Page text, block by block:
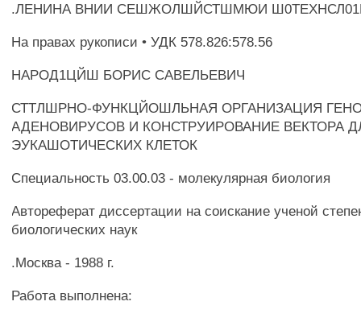
.ЛЕНИНА ВНИИ СЕШЖОЛШЙСТШМЮИ
На правах рукописи • УДК 578.826:578.56
НАРОД1ЦЙШ БОРИС САВЕЛЬЕВИЧ
СТТЛШРНО-ФУНКЦЙОШЛЬНАЯ ОРГАНИЗАЦИЯ
АДЕНОВИРУСОВ И КОНСТРУИРОВАНИЕ ВЕКТОРА
ЭУКАШОТИЧЕСКИХ КЛЕТОК
Специальность 03.00.03 - молекулярная биология
Автореферат диссертации на соискание ученой
биологических наук
.Москва - 1988 г.
Работа выполнена: